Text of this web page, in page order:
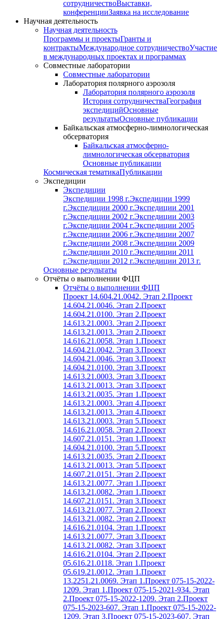
сотрудничествоВыставки,
конференцииЗаявка на исследование
Научная деятельность
Научная деятельность
Программы и проектыГранты и
контрактыМеждународное сотрудничествоУчастие
в международных проектах и программах
Совместные лаборатории
Совместные лаборатории
Лаборатория полярного аэрозоля
Лаборатория полярного аэрозоля
История сотрудничестваГеография
экспедицийОсновные
результатыОсновные публикации
Байкальская атмосферно-лимнологическая
обсерватория
Байкальская атмосферно-
лимнологическая обсерватория
Основные публикации
Космическая тематикаПубликации
Экспедиции
Экспедиции
Экспедиции 1998 г.Экспедиции 1999
г.Экспедиции 2000 г.Экспедиции 2001
г.Экспедиции 2002 г.Экспедиции 2003
г.Экспедиции 2004 г.Экспедиции 2005
г.Экспедиции 2006 г.Экспедиции 2007
г.Экспедиции 2008 г.Экспедиции 2009
г.Экспедиции 2010 г.Экспедиции 2011
г.Экспедиции 2012 г.Экспедиции 2013 г.
Основные результаты
Отчёты о выполнении ФЦП
Отчёты о выполнении ФЦП
Проект 14.604.21.0042. Этап 2.Проект
14.604.21.0046. Этап 2.Проект
14.604.21.0100. Этап 2.Проект
14.613.21.0003. Этап 2.Проект
14.613.21.0013. Этап 2.Проект
14.616.21.0058. Этап 1.Проект
14.604.21.0042. Этап 3.Проект
14.604.21.0046. Этап 3.Проект
14.604.21.0100. Этап 3.Проект
14.613.21.0003. Этап 3.Проект
14.613.21.0013. Этап 3.Проект
14.613.21.0035. Этап 1.Проект
14.613.21.0003. Этап 4.Проект
14.613.21.0013. Этап 4.Проект
14.613.21.0003. Этап 5.Проект
14.616.21.0058. Этап 2.Проект
14.607.21.0151. Этап 1.Проект
14.604.21.0100. Этап 5.Проект
14.613.21.0035. Этап 2.Проект
14.613.21.0013. Этап 5.Проект
14.607.21.0151. Этап 2.Проект
14.613.21.0077. Этап 1.Проект
14.613.21.0082. Этап 1.Проект
14.607.21.0151. Этап 3.Проект
14.613.21.0077. Этап 2.Проект
14.613.21.0082. Этап 2.Проект
14.616.21.0104. Этап 1.Проект
14.613.21.0077. Этап 3.Проект
14.613.21.0082. Этап 3.Проект
14.616.21.0104. Этап 2.Проект
05.616.21.0118. Этап 1.Проект
05.619.21.0012. Этап 1.Проект
13.2251.21.0069. Этап 1.Проект 075-15-2022-
1209. Этап 1.Проект 075-15-2021-934. Этап
2.Проект 075-15-2022-1209. Этап 2.Проект
075-15-2023-607. Этап 1.Проект 075-15-2022-
1209. Этап 3.Проект 075-15-2023-607. Этап